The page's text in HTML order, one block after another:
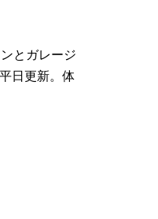
とガレージ
日更新。体